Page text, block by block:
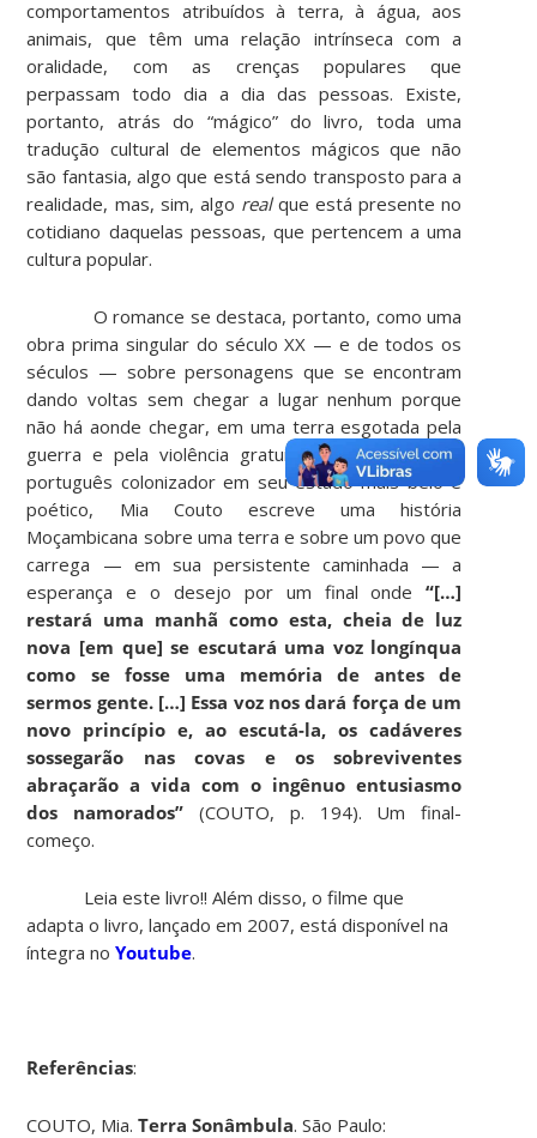
comportamentos atribuídos à terra, à água, aos
animais, que têm uma relação intrínseca com a
oralidade, com as crenças populares que
perpassam todo dia a dia das pessoas. Existe,
portanto, atrás do “mágico” do livro, toda uma
tradução cultural de elementos mágicos que não
são fantasia, algo que está sendo transposto para a
realidade, mas, sim, algo realque está presente no
cotidiano daquelas pessoas, que pertencem a uma
cultura popular.
O romance se destaca, portanto, como uma
obra prima singular do século XX — e de todos os
séculos — sobre personagens que se encontram
dando voltas sem chegar a lugar nenhum porque
não há aonde chegar, em uma terra esgotada pela
guerra e pela violência gratuita. Fazendo uso do
português colonizador em seu estado mais belo e
poético, Mia Couto escreve uma história
Moçambicana sobre uma terra e sobre um povo que
carrega — em sua persistente caminhada — a
esperança e o desejo por um final onde“[…]
restará uma manhã como esta, cheia de luz
nova [em que] se escutará uma voz longínqua
como se fosse uma memória de antes de
sermos gente. […] Essa voz nos dará força de um
novo princípio e, ao escutá-la, os cadáveres
sossegarão nas covas e os sobreviventes
abraçarão a vida com o ingênuo entusiasmo
dos namorados” (COUTO, p. 194). Um final-
começo.
Leia este livro!! Além disso, o filme que
adapta o livro, lançado em 2007, está disponível na
íntegra noYoutube.
Referências:
COUTO, Mia.Terra Sonâmbula. São Paulo: